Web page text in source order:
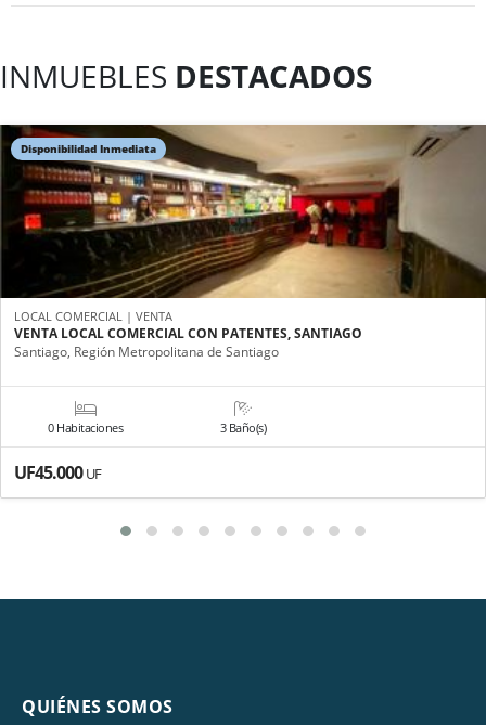
INMUEBLES DESTACADOS
Disponibilidad Inmediata
LOCAL COMERCIAL | VENTA
VENTA LOCAL COMERCIAL CON PATENTES, SANTIAGO
Santiago, Región Metropolitana de Santiago
0 Habitaciones 3 Baño(s)
UF45.000UF
QUIÉNES SOMOS